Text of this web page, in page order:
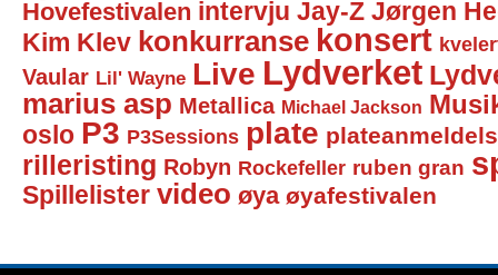
Hovefestivalen intervju Jay-Z Jørgen
Kim Klev konkurranse konsert
Vaular Lil' Wayne Live Lydverket
marius asp Metallica Michael Jackson
oslo P3 P3Sessions plate
rilleristing Robyn Rockefeller ruben gran
Spillelister video øya øyafestivalen